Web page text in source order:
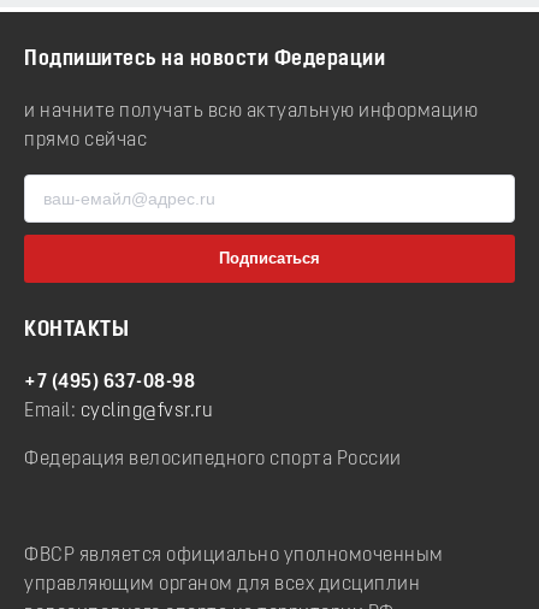
Подпишитесь на новости Федерации
и начните получать всю актуальную информацию
прямо сейчас
КОНТАКТЫ
+7 (495) 637-08-98
Email: cycling@fvsr.ru
Федерация велосипедного спорта России
ФВСР является официально уполномоченным
управляющим органом для всех дисциплин